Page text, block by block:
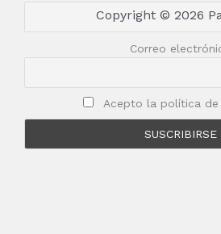
Correo
Acepto la política de
Copyright © 2026